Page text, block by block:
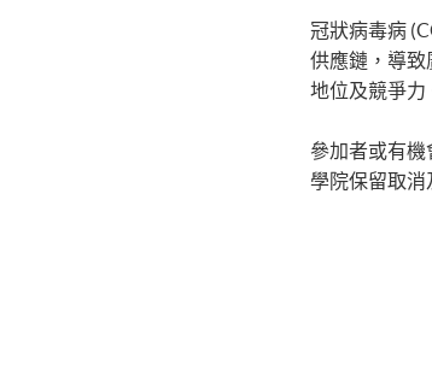
冠狀病毒病
供應鏈，導致
地位及競爭力
參加者或有機
學院保留取消